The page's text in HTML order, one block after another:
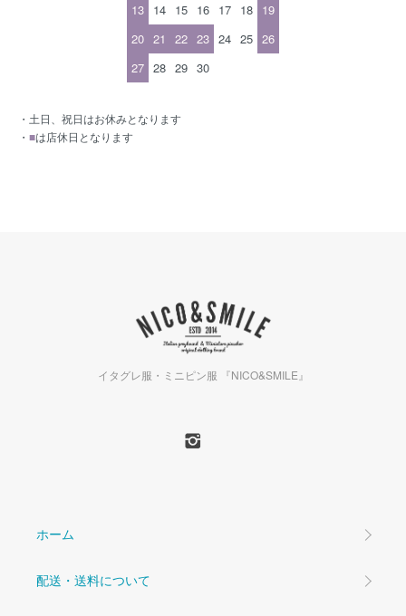
13 14 15 16 17 18 19
20 21 22 23 24 25 26
27 28 29 30
・土日、祝日はお休みとなります
・ ■は店休日となります
イタグレ服・ミニピン服 『NICO&SMILE』
ホーム
配送・送料について